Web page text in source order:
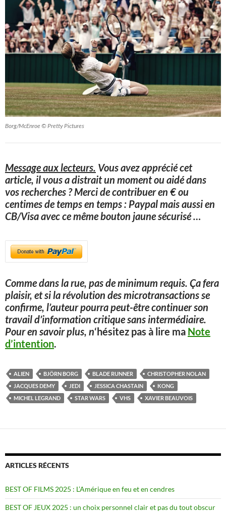
Borg/McEnroe © Pretty Pictures
Message aux lecteurs. Vous avez apprécié cet
article, il vous a distrait un moment ou aidé dans
vos recherches ? Merci de contribuer en € ou
centimes de temps en temps : Paypal mais aussi en
CB/Visa avec ce même bouton jaune sécurisé…
Comme dans la rue, pas de minimum requis. Ça fera
plaisir, et si la révolution des microtransactions se
confirme, l’auteur pourra peut-être continuer son
travail d’information critique sans intermédiaire.
Pour en savoir plus, n‘hésitez pas à lire ma Note
d’intention.
ALIEN BJÖRN BORG BLADE RUNNER
CHRISTOPHER NOLAN
JACQUES DEMY
JEDI JESSICA CHASTAIN
KONG
MICHEL LEGRAND
STAR WARS VHS XAVIER BEAUVOIS
ARTICLES RÉCENTS
BEST OF FILMS 2025 : L’Amérique en feu et en cendres
BEST OF JEUX 2025 : un choix personnel clair et pas du tout obscur